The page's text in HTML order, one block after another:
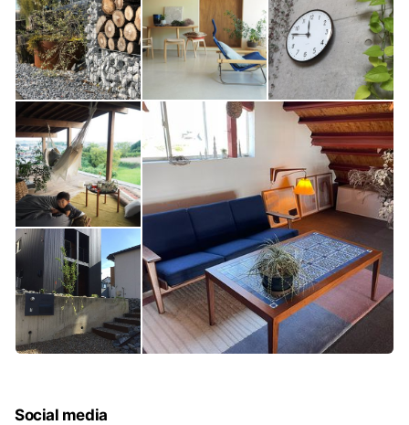
Social media